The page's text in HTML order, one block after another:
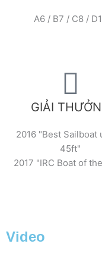
A6 / B7 / C8 /
GIẢI
2016 "Best Sailboat
45ft"
2017 "IRC Boat of
Video